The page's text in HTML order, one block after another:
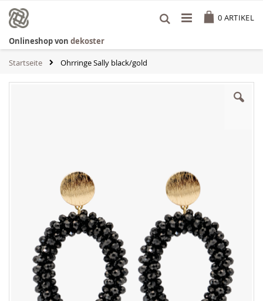
Inhalt
springen
0 ARTIKEL
Onlineshop von dekoster
Startseite Ohrringe Sally black/gold